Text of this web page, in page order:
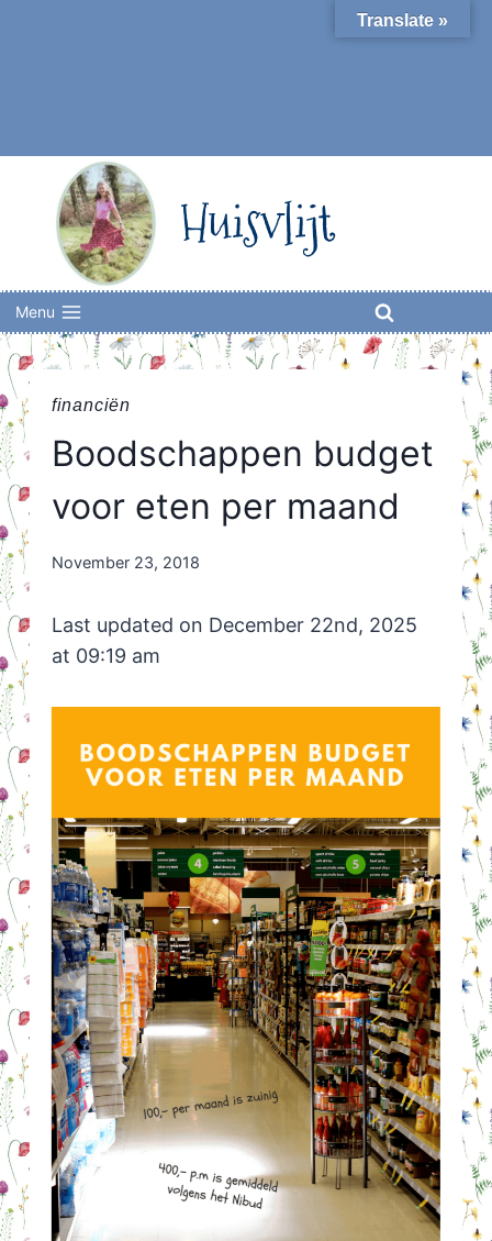
Huisvlijt
Menu
financiën
Boodschappen budget
voor eten per maand
By
November 23, 2018
Last updated on December 22nd, 2025
at 09:19 am
Translate »